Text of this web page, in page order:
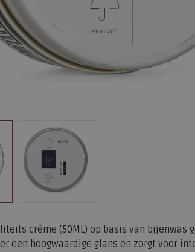
crème (50ML) op basis van bijenwas
een hoogwaardige glans en zorgt voor